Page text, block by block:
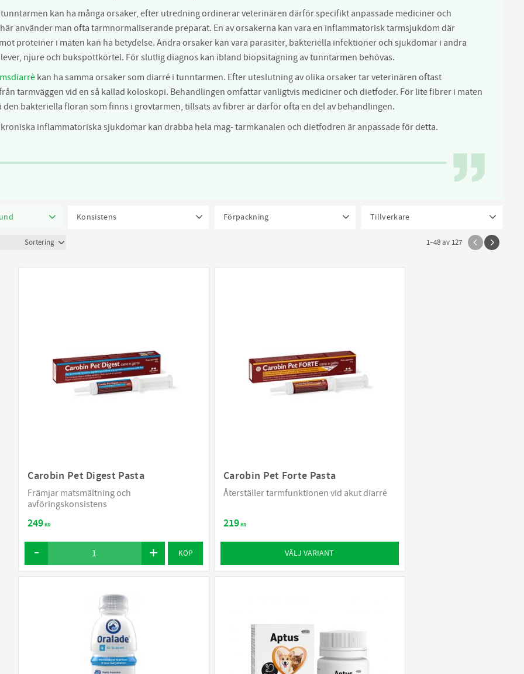
kan ha många orsaker, efter utredning ordinerar veterinären därför specifikt anpassade mediciner och
använder man ofta tarmnormaliserande preparat. En av orsakerna kan vara en inflammatorisk tarmsjukdom där
proteiner i maten kan ha betydelse. Andra orsaker kan vara parasiter, bakteriella infektioner och sjukdomar i andra
njure och bukspottkörtel. För slutlig diagnos kan ibland biopsitagning av tunntarmen behövas.
kan ha samma orsaker som diarré i tunntarmen. Efter uteslutning av olika orsaker tar veterinären oftast
tarmväggen vid en så kallad koloskopi. Behandlingen omfattar vanligtvis mediciner och dietfoder. För lite fibrer i maten
den bakteriella floran som finns i grovtarmen, tillsats av fibrer är därför ofta en del av behandlingen.
kroniska inflammatoriska sjukdomar kan drabba hela mag- tarmkanalen och dietfodren är anpassade för detta.
Tillverkare
Healthy Pet Scandinavia
Konsistens Förpackning
50 ml
1 40 g 1 160 g
1
1–48av 127
Carobin Pet Digest Pasta
Främjar matsmältning och
avföringskonsistens
249KR
KÖP
Carobin Pet Forte Pasta
Återställer tarmfunktionen vid akut diarré
219KR
VÄLJ VARIANT